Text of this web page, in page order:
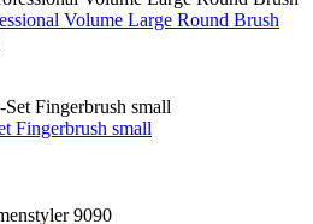
Volume Large Round Brush
Fingerbrush small